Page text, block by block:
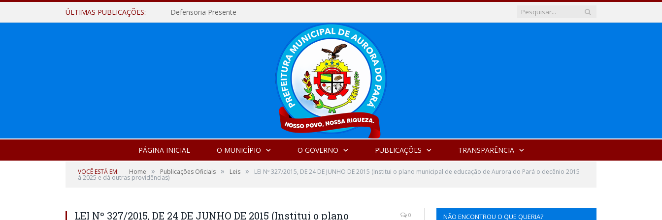
ÚLTIMAS PUBLICAÇÕES: Defensoria Presente
PÁGINA INICIAL O MUNICÍPIO O GOVERNO PUBLICAÇÕES TRANSPARÊNCIA
VOCÊ ESTÁ EM: Home » Publicações Oficiais » Leis » LEI Nº 327/2015, DE 24 DE JUNHO DE 2015 (Institui o plano municipal de educação de Aurora do Pará o decênio 2015
á 2025 e dá outras providências)
LEI Nº 327/2015, DE 24 DE JUNHO DE 2015 (Institui o plano 0 NÃO ENCONTROU O QUE QUERIA?